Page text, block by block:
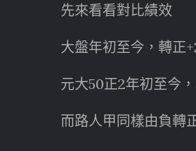
先來看看對比績效
大盤年初至今，轉正
元大50正2年初至今
而路人甲同樣由負轉